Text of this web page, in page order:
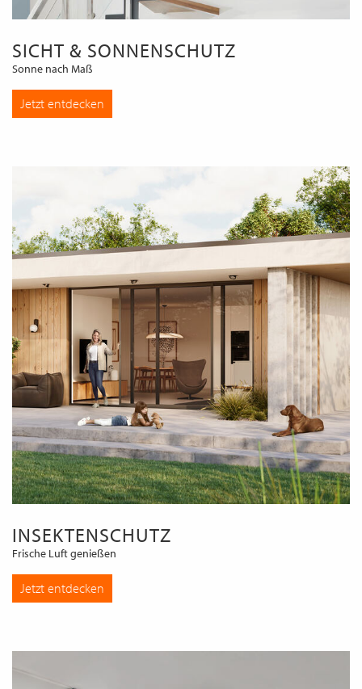
SICHT & SONNENSCHUTZ
Sonne nach Maß
Jetzt entdecken
INSEKTENSCHUTZ
Frische Luft genießen
Jetzt entdecken